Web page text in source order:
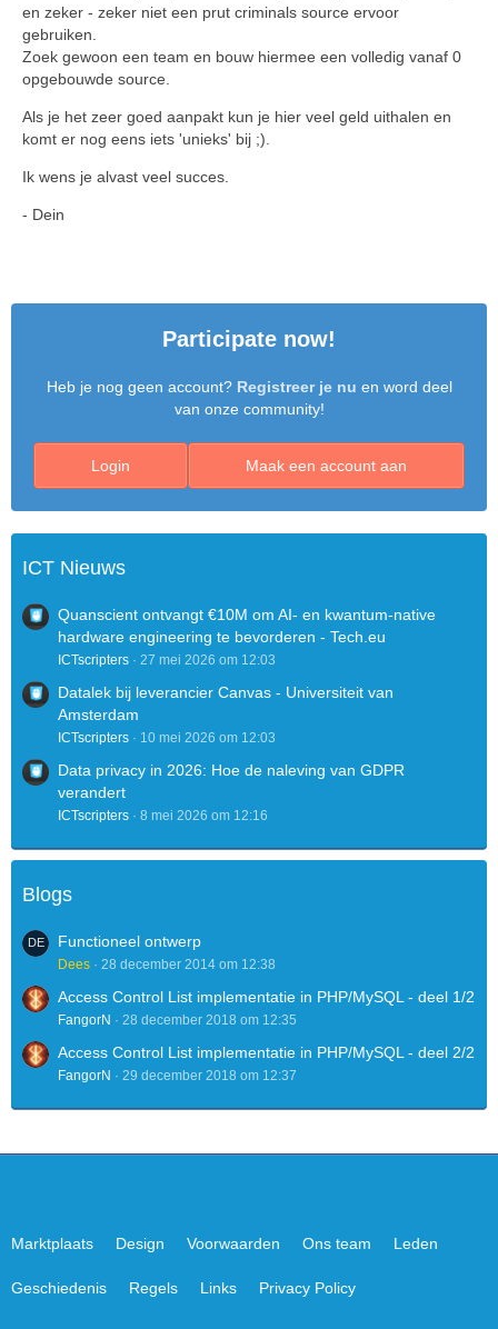
en zeker - zeker niet een prut criminals source ervoor
gebruiken.
Zoek gewoon een team en bouw hiermee een volledig vanaf 0
opgebouwde source.
Als je het zeer goed aanpakt kun je hier veel geld uithalen en
komt er nog eens iets 'unieks' bij ;).
Ik wens je alvast veel succes.
- Dein
Participate now!
Heb je nog geen account? Registreer je nu en word deel
van onze community!
Maak een account aan
Login
ICT Nieuws
Quanscient ontvangt €10M om AI- en kwantum-native
hardware engineering te bevorderen - Tech.eu
ICTscripters 27 mei 2026 om 12:03
Datalek bij leverancier Canvas - Universiteit van
Amsterdam
ICTscripters 10 mei 2026 om 12:03
Data privacy in 2026: Hoe de naleving van GDPR
verandert
ICTscripters 8 mei 2026 om 12:16
Blogs
Functioneel ontwerp
Dees 28 december 2014 om 12:38
Access Control List implementatie in PHP/MySQL - deel 1/2
FangorN 28 december 2018 om 12:35
Access Control List implementatie in PHP/MySQL - deel 2/2
FangorN 29 december 2018 om 12:37
Marktplaats Design Voorwaarden Ons team Leden
Geschiedenis Regels Links Privacy Policy